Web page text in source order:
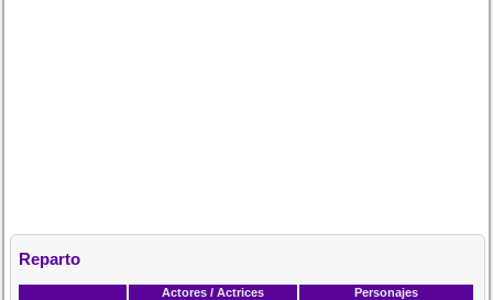
Reparto
Actores / Actrices Personajes